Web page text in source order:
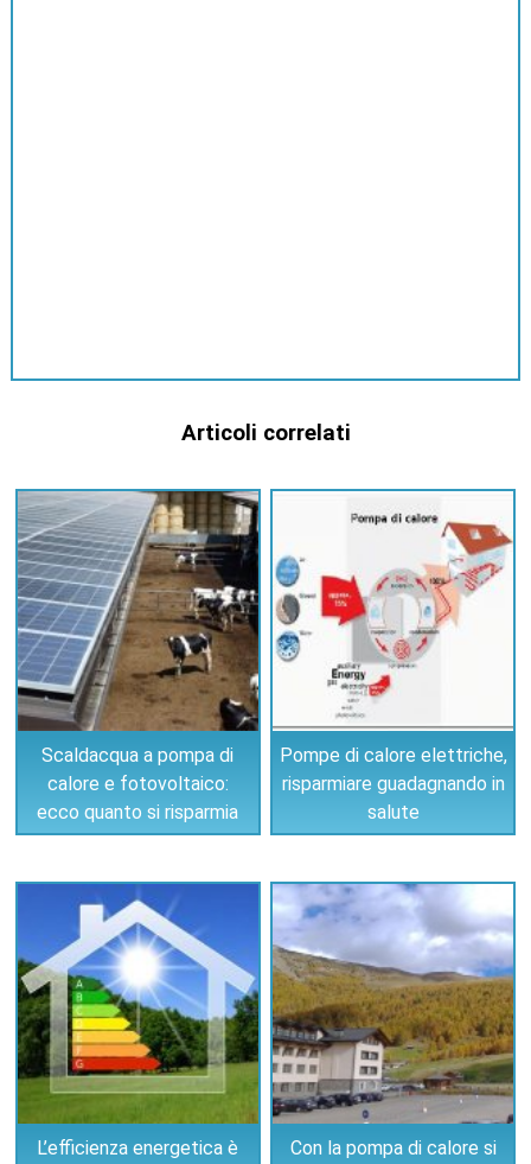
Articoli correlati
Scaldacqua a pompa di
calore e fotovoltaico:
ecco quanto si risparmia
Pompe di calore elettriche,
risparmiare guadagnando in
salute
L’efficienza energetica è
Con la pompa di calore si